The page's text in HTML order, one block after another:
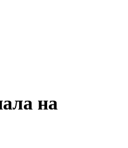
на